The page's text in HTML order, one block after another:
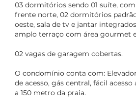
03 dormitórios sendo 01 suíte,
frente norte, 02 dormitórios
oeste, sala de tv e jantar
amplo terraço com área gourmet
02 vagas de garagem cobertas.
O condomínio conta com:
de acesso, gás central, fácil
a 150 metro da praia.